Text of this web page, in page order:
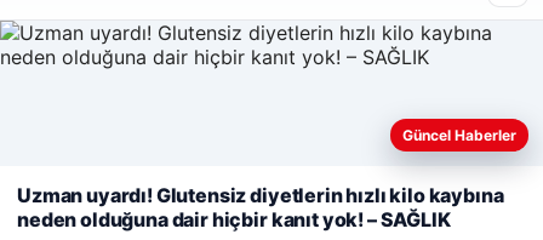
Web sitemizi nasıl kullandığınızı daha iyi anlayabilmek,
kullanıyoruz.Çerez Politikamız
Güncel Haberler
Uzman uyardı! Glutensiz diyetlerin hızlı kilo kaybına
neden olduğuna dair hiçbir kanıt yok! – SAĞLIK